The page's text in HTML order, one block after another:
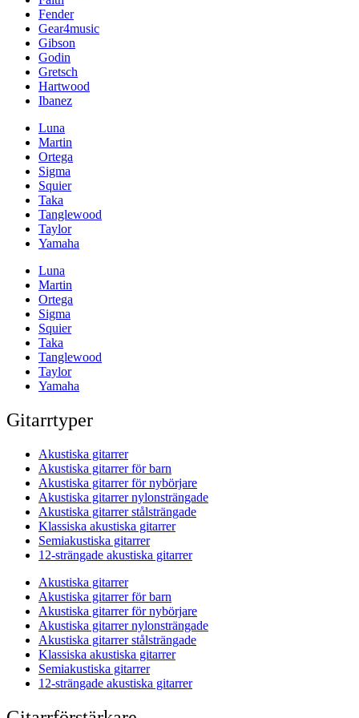
Fender
Gear4music
Gibson
Godin
Gretsch
Hartwood
Ibanez
Luna
Martin
Ortega
Sigma
Squier
Taka
Tanglewood
Taylor
Yamaha
Luna
Martin
Ortega
Sigma
Squier
Taka
Tanglewood
Taylor
Yamaha
Gitarrtyper
Akustiska gitarrer
Akustiska gitarrer för barn
Akustiska gitarrer för nybörjare
Akustiska gitarrer nylonsträngade
Akustiska gitarrer stålsträngade
Klassiska akustiska gitarrer
Semiakustiska gitarrer
12-strängade akustiska gitarrer
Akustiska gitarrer
Akustiska gitarrer för barn
Akustiska gitarrer för nybörjare
Akustiska gitarrer nylonsträngade
Akustiska gitarrer stålsträngade
Klassiska akustiska gitarrer
Semiakustiska gitarrer
12-strängade akustiska gitarrer